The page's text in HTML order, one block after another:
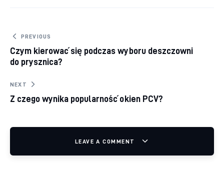
Nawigacja wpisu
PREVIOUS
Czym kierować się podczas wyboru deszczowni
do prysznica?
NEXT
Z czego wynika popularność okien PCV?
LEAVE A COMMENT